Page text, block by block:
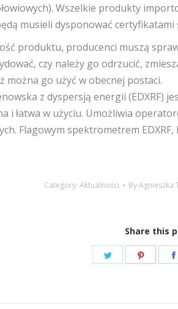
Wszelkie produkty
musieli dysponować certyfikatami
produktu, producenci muszą
czy należy go odrzucić,
można go użyć w obecnej postaci.
z dyspersją energii (EDXRF)
i łatwa w użyciu. Umożliwia
Flagowym spektrometrem
Category: Aktualności ByAgnieszka
Share this
Share
Share